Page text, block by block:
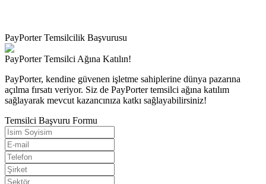
PayPorter Temsilcilik Başvurusu
PayPorter Temsilci Ağına Katılın!
PayPorter, kendine güvenen işletme sahiplerine dünya pazarına
açılma fırsatı veriyor. Siz de PayPorter temsilci ağına katılım
sağlayarak mevcut kazancınıza katkı sağlayabilirsiniz!
Temsilci Başvuru Formu